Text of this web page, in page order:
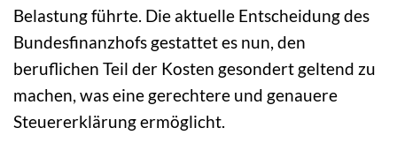
Belastung führte. Die aktuelle Entscheidung des
Bundesfinanzhofs gestattet es nun, den
beruflichen Teil der Kosten gesondert geltend zu
machen, was eine gerechtere und genauere
Steuererklärung ermöglicht.